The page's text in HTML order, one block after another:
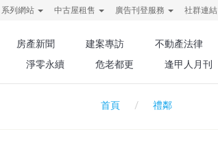
系列網站 中古屋租售 廣告刊登服務 社群連結
房產新聞 建案專訪 不動產法律
淨零永續 危老都更 逢甲人月刊
首頁 禮鄰